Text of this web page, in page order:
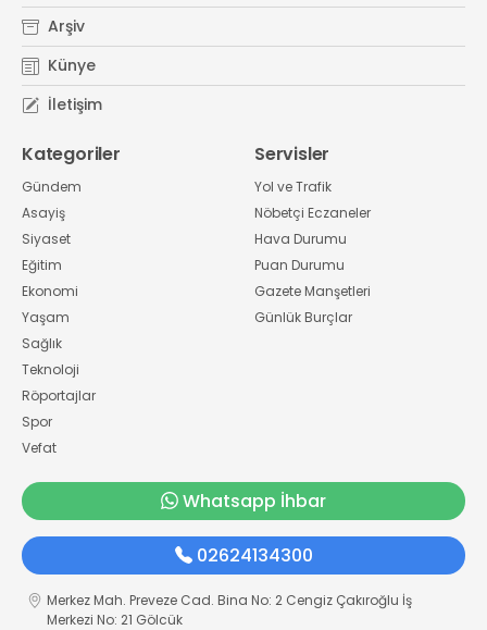
Arşiv
Künye
İletişim
Kategoriler
Gündem
Asayiş
Siyaset
Eğitim
Ekonomi
Yaşam
Sağlık
Teknoloji
Röportajlar
Spor
Vefat
Servisler
Yol ve Trafik
Nöbetçi Eczaneler
Hava Durumu
Puan Durumu
Gazete Manşetleri
Günlük Burçlar
Whatsapp İhbar
02624134300
Merkez Mah. Preveze Cad. Bina No: 2 Cengiz Çakıroğlu İş
Merkezi No: 21 Gölcük